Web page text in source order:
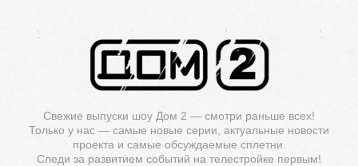
Свежие выпуски шоу Дом 2 — смотри раньше всех!
Только у нас — самые новые серии, актуальные новости
проекта и самые обсуждаемые сплетни.
Следи за развитием событий на телестройке первым!